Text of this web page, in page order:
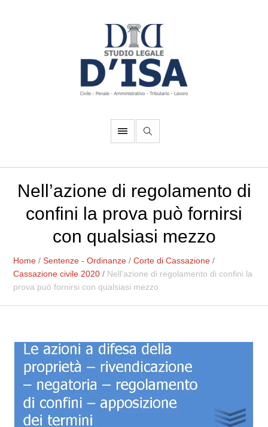
Nell’azione di regolamento di
confini la prova può fornirsi
con qualsiasi mezzo
Home /Sentenze - Ordinanze /Corte di Cassazione /
Cassazione civile 2020 / Nell’azione di regolamento di confini la
prova può fornirsi con qualsiasi mezzo